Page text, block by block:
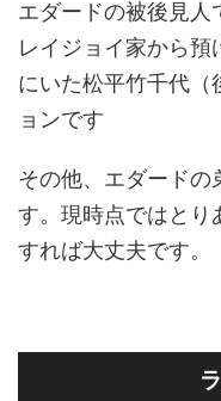
エダードの被後見人
レイジョイ家から
にいた松平竹千代（
ョンです
その他、エダードの
す。現時点ではとり
すれば大丈夫です。